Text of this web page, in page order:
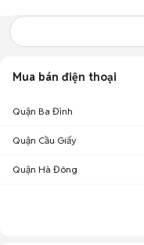
Mua bán điện thoại
Quận Ba Đình
Quận Cầu Giấy
Quận Hà Đông